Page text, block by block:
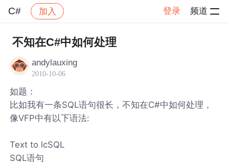
C# 加入 登录 频道
社区 C# 帖子详情
不知在C#中如何处理
andylauxing
2010-10-06
如题：
比如我有一条SQL语句很长，不知在C#中如何处理，
像VFP中有以下语法:
Text to lcSQL
SQL语句